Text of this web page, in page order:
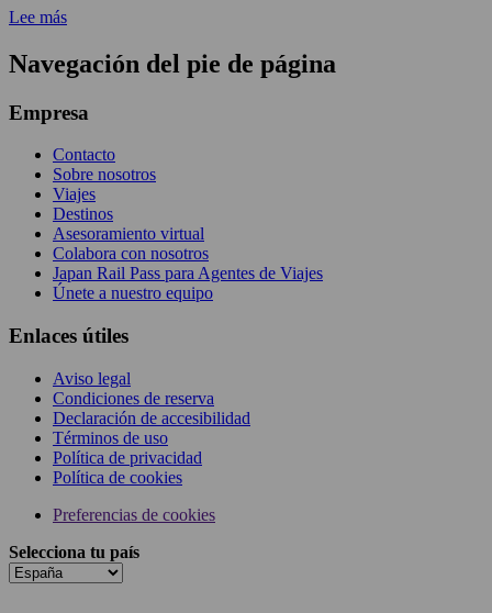
Lee más
Navegación del pie de página
Empresa
Contacto
Sobre nosotros
Viajes
Destinos
Asesoramiento virtual
Colabora con nosotros
Japan Rail Pass para Agentes de Viajes
Únete a nuestro equipo
Enlaces útiles
Aviso legal
Condiciones de reserva
Declaración de accesibilidad
Términos de uso
Política de privacidad
Política de cookies
Preferencias de cookies
Selecciona tu país